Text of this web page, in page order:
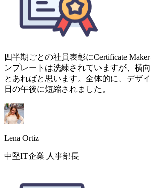
ンプレートは洗練されていますが、横
とあればと思います。全体的に、デザ
日の午後に短縮されました。
Lena Ortiz
中堅IT企業 人事部長